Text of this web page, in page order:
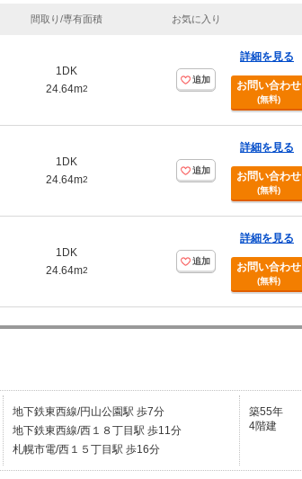
間取り/専有面積 お気に入り
1DK
24.64m2
追加
詳細を見る
お問い合わせ
(無料)
1DK
24.64m2
追加
詳細を見る
お問い合わせ
(無料)
1DK
24.64m2
追加
詳細を見る
お問い合わせ
(無料)
地下鉄東西線/円山公園駅 歩7分
地下鉄東西線/西１８丁目駅 歩11分
札幌市電/西１５丁目駅 歩16分
築55年
4階建